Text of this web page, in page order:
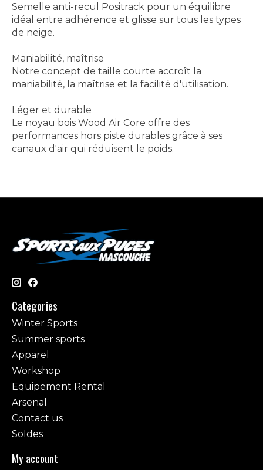
Semelle anti-recul Positrack pour un équilibre
idéal entre adhérence et glisse sur tous les types
de neige.
Maniabilité, maîtrise
Notre concept de taille courte accroît la
maniabilité, la maîtrise et la facilité d'utilisation.
Léger et durable
Le noyau bois Wood Air Core offre des
performances hors piste durables grâce à ses
canaux d'air qui réduisent le poids.
Categories
Winter Sports
Summer sports
Apparel
Workshop
Equipement Rental
Arsenal
Contact us
Soldes
My account